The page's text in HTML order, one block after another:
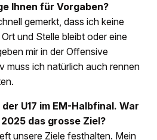
Ihnen für Vorgaben?
gemerkt, dass ich keine
und Stelle bleibt oder eine
mir in der Offensive
muss ich natürlich auch rennen
U17 im EM-Halbfinal. War
das grosse Ziel?
unsere Ziele festhalten. Mein